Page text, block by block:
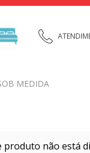
MEDIDA
produto não está